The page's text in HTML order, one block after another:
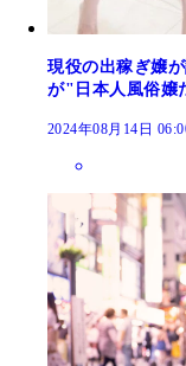
現役の出稼ぎ嬢
が"日本人風俗嬢
2024年08月14日